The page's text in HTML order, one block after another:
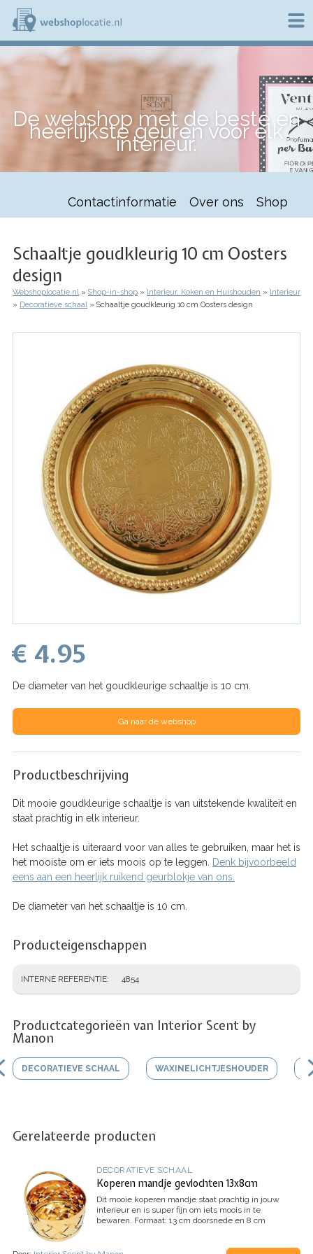
Overslaan
naar
de
inhoud
e
b
o
p
l
De webshop met de beste en
heerlijkste geuren voor elk
interieur.
Contactinformatie Over ons Shop
Schaaltje goudkleurig 10 cm Oosters
design
Kruimelpad
Webshoplocatie.nl Shop-in-shop Interieur, Koken en Huishouden
Interieur
Decoratieve schaal
Schaaltje goudkleurig 10 cm Oosters design
€ 4.95
De diameter van het goudkleurige schaaltje is 10 cm.
Ga naar de webshop
Productbeschrijving
Dit mooie goudkleurige schaaltje is van uitstekende kwaliteit en
staat prachtig in elk interieur.
Het schaaltje is uiteraard voor van alles te gebruiken, maar het is
het mooiste om er iets moois op te leggen.
Denk bijvoorbeeld
eens aan een heerlijk ruikend geurblokje van ons.
De diameter van het schaaltje is 10 cm.
Producteigenschappen
INTERNE REFERENTIE 4854
Productcategorieën van Interior Scent by
Manon
DECORATIEVE SCHAAL WAXINELICHTJESHOUDER
Gerelateerde producten
DECORATIEVE SCHAAL
Koperen mandje gevlochten 13x8cm
Dit mooie koperen mandje staat prachtig in jouw
interieur en is super fijn om iets moois in te
bewaren. Formaat: 13 cm doorsnede en 8 cm